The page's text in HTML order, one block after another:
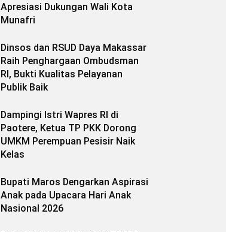
Apresiasi Dukungan Wali Kota
Munafri
Dinsos dan RSUD Daya Makassar
Raih Penghargaan Ombudsman
RI, Bukti Kualitas Pelayanan
Publik Baik
Dampingi Istri Wapres RI di
Paotere, Ketua TP PKK Dorong
UMKM Perempuan Pesisir Naik
Kelas
Bupati Maros Dengarkan Aspirasi
Anak pada Upacara Hari Anak
Nasional 2026